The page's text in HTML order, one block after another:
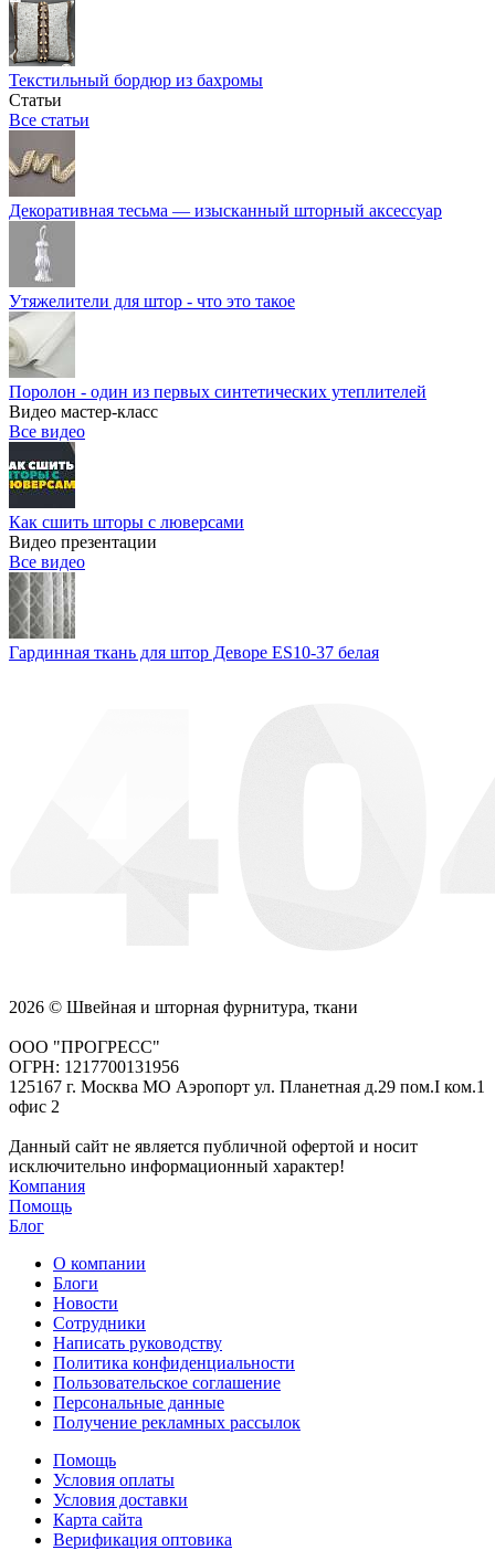
Текстильный бордюр из бахромы
Статьи
Все статьи
Декоративная тесьма — изысканный шторный аксессуар
Утяжелители для штор - что это такое
Поролон - один из первых синтетических утеплителей
Видео мастер-класс
Все видео
Как сшить шторы с люверсами
Видео презентации
Все видео
Гардинная ткань для штор Деворе ES10-37 белая
2026 © Швейная и шторная фурнитура, ткани
ООО "ПРОГРЕСС"
ОГРН: 1217700131956
125167 г. Москва МО Аэропорт ул. Планетная д.29 пом.I ком.1
офис 2
Данный сайт не является публичной офертой и носит
исключительно информационный характер!
Компания
Помощь
Блог
О компании
Блоги
Новости
Сотрудники
Написать руководству
Политика конфиденциальности
Пользовательское соглашение
Персональные данные
Получение рекламных рассылок
Помощь
Условия оплаты
Условия доставки
Карта сайта
Верификация оптовика